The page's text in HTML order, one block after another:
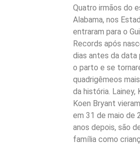
Quatro irmãos do
Alabama, nos
entraram para o
Records após
dias antes da data
o parto e se
quadrigêmeos
da história. Lainey,
Koen Bryant
em 31 de maio de
anos depois, são
família como